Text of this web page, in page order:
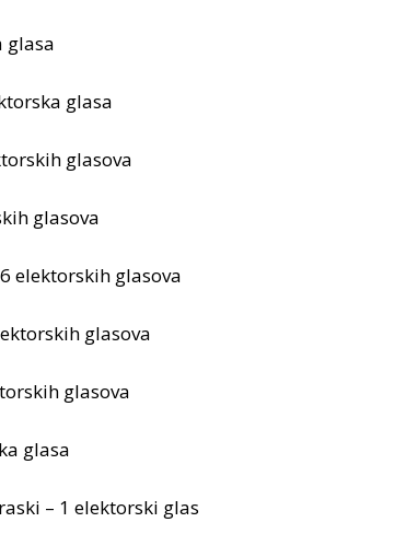
glasa
glasa
glasova
glasova
elektorskih glasova
glasova
glasova
glasa
– 1 elektorski glas